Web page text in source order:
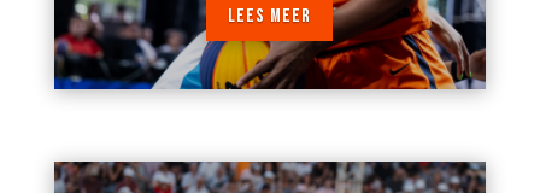
LEES MEER